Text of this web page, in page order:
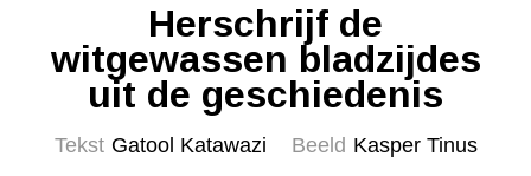
Herschrijf de
witgewassen bladzijdes
uit de geschiedenis
Tekst Gatool Katawazi Beeld Kasper Tinus